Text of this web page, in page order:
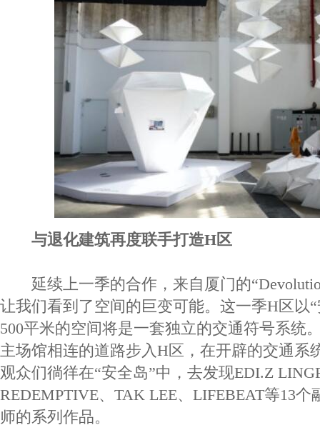
与退化建筑再度联手打造H区
延续上一季的合作，来自厦门的
让我们看到了空间的巨变可能。这一季H区以
500平米的空间将是一套独立的交通符号系统
主场馆相连的道路步入H区，在开辟的交通系
观众们徜徉在“安全岛”中，去发现EDI.Z
REDEMPTIVE、TAK LEE、LIFEBEAT等13
师的系列作品。